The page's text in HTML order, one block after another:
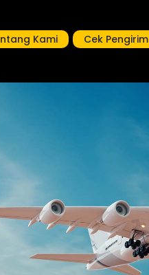
Kami Cek